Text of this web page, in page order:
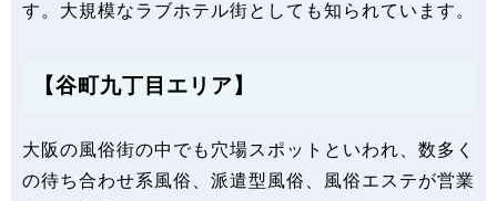
す。大規模なラブホテル街としても知られています。
【谷町九丁目エリア】
大阪の風俗街の中でも穴場スポットといわれ、数多く
の待ち合わせ系風俗、派遣型風俗、風俗エステが営業